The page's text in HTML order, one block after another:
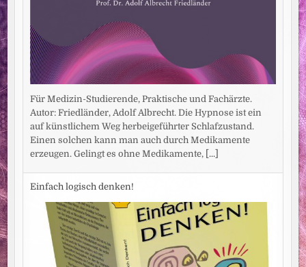
Für Medizin-Studierende, Praktische und Fachärzte.
Autor: Friedländer, Adolf Albrecht. Die Hypnose ist ein
auf künstlichem Weg herbeigeführter Schlafzustand.
Einen solchen kann man auch durch Medikamente
erzeugen. Gelingt es ohne Medikamente, [...]
Einfach logisch denken!